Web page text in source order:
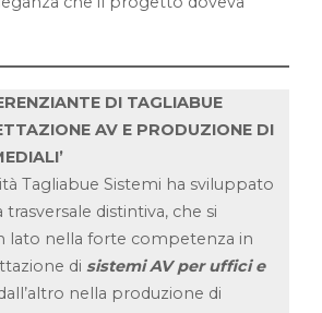
DI TAGLIABUE
AV E PRODUZIONE DI
Tagliabue Sistemi ha sviluppato
distintiva, che si
lato nella forte competenza in
di sistemi AV per uffici e
nella produzione di